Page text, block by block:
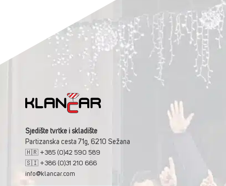
Sjedište tvrtke i skladište
Partizanska cesta 71g, 6210 Sežana
🇭🇷 +385 (0)42 590 589
🇸🇮 +386 (0)31 210 666
info@klancar.com